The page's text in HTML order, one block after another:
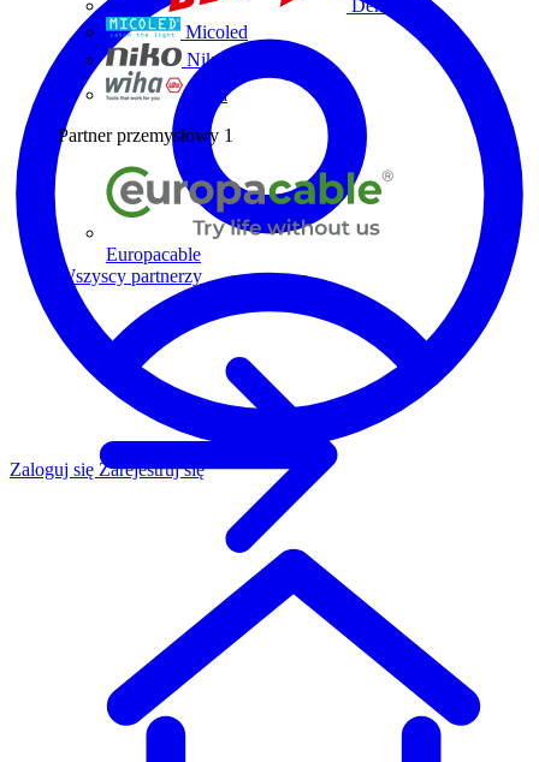
Dehn
Micoled
Niko
Wiha
Partner przemysłowy 1
Europacable
Wszyscy partnerzy
Zaloguj się Zarejestruj się